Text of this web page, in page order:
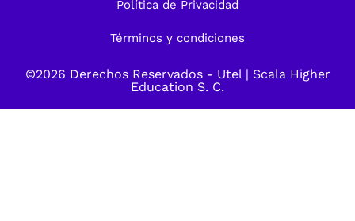
Política de Privacidad
Términos y condiciones
©2026 Derechos Reservados - Utel | Scala Higher
Education S. C.